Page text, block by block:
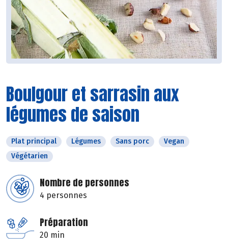
Boulgour et sarrasin aux
légumes de saison
Plat principal Légumes Sans porc
Vegan
Végétarien
Nombre de personnes
4 personnes
Préparation
20 min